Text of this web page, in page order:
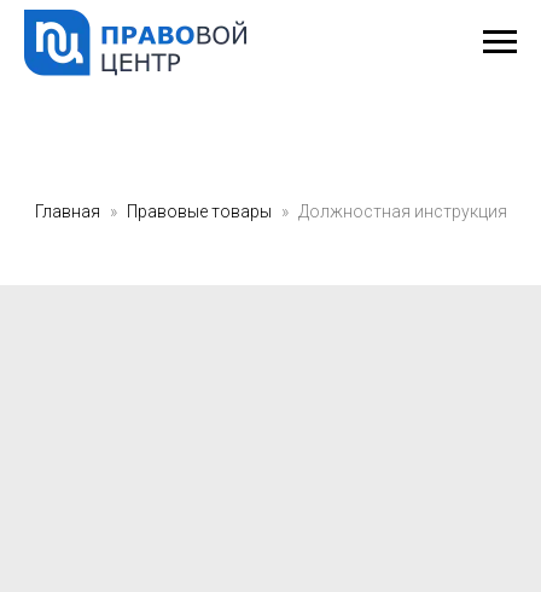
Главная Правовые товары Должностная инструкция